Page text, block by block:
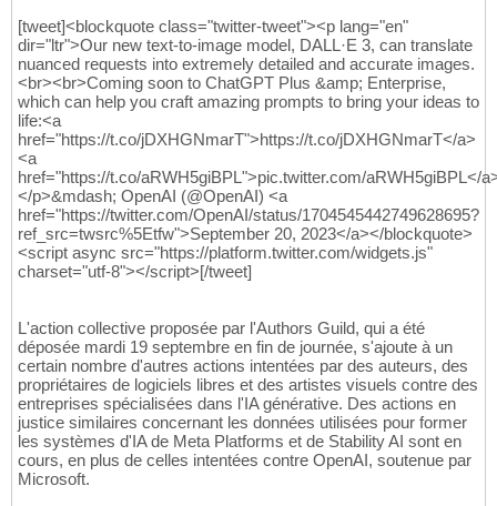
[tweet]<blockquote class="twitter-tweet"><p lang="en"
dir="ltr">Our new text-to-image model, DALL·E 3, can translate
nuanced requests into extremely detailed and accurate images.
<br><br>Coming soon to ChatGPT Plus &amp; Enterprise,
which can help you craft amazing prompts to bring your ideas to
life:<a
href="https://t.co/jDXHGNmarT">https://t.co/jDXHGNmarT</a>
<a
href="https://t.co/aRWH5giBPL">pic.twitter.com/aRWH5giBPL</
</p>&mdash; OpenAI (@OpenAI) <a
href="https://twitter.com/OpenAI/status/1704545442749628695?
ref_src=twsrc%5Etfw">September 20, 2023</a></blockquote>
<script async src="https://platform.twitter.com/widgets.js"
charset="utf-8"></script>[/tweet]
L'action collective proposée par l'Authors Guild, qui a été
déposée mardi 19 septembre en fin de journée, s'ajoute à un
certain nombre d'autres actions intentées par des auteurs, des
propriétaires de logiciels libres et des artistes visuels contre des
entreprises spécialisées dans l'IA générative. Des actions en
justice similaires concernant les données utilisées pour former
les systèmes d'IA de Meta Platforms et de Stability AI sont en
cours, en plus de celles intentées contre OpenAI, soutenue par
Microsoft.